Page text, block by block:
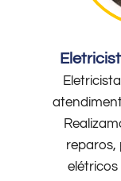
reparos,
elétricos